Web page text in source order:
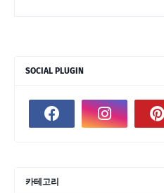
SOCIAL PLUGIN
카테고리